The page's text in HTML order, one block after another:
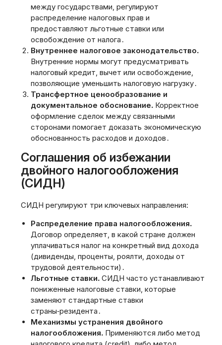
между государствами‚ регулируют
распределение налоговых прав и
предоставляют льготные ставки или
освобождение от налога․
Внутреннее налоговое законодательство․
Внутренние нормы могут предусматривать
налоговый кредит‚ вычет или освобождение‚
позволяющие уменьшить налоговую нагрузку․
Трансфертное ценообразование и
документальное обоснование․ Корректное
оформление сделок между связанными
сторонами помогает доказать экономическую
обоснованность расходов и доходов․
Соглашения об избежании
двойного налогообложения
(СИДН)
СИДН регулируют три ключевых направления:
Распределение права налогообложения․
Договор определяет‚ в какой стране должен
уплачиваться налог на конкретный вид дохода
(дивиденды‚ проценты‚ роялти‚ доходы от
трудовой деятельности)․
Льготные ставки․ СИДН часто устанавливают
пониженные налоговые ставки‚ которые
заменяют стандартные ставки
страны‑резидента․
Механизмы устранения двойного
налогообложения․ Применяются либо метод